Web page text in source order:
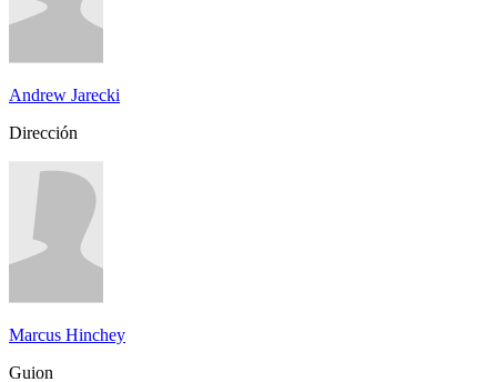
Andrew Jarecki
Dirección
Marcus Hinchey
Guion